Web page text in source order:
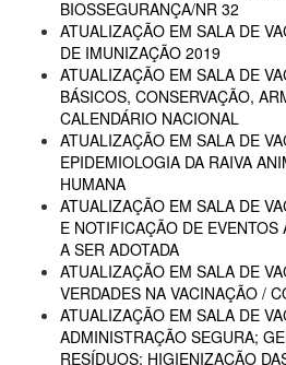
BIOSSEGURANÇA/NR 32
ATUALIZAÇÃO EM SALA DE
DE IMUNIZAÇÃO 2019
ATUALIZAÇÃO EM SALA DE
BÁSICOS, CONSERVAÇÃO,
CALENDÁRIO NACIONAL
ATUALIZAÇÃO EM SALA DE
EPIDEMIOLOGIA DA RAIVA
HUMANA
ATUALIZAÇÃO EM SALA DE
E NOTIFICAÇÃO DE EVENTOS
A SER ADOTADA
ATUALIZAÇÃO EM SALA DE
VERDADES NA VACINAÇÃO /
ATUALIZAÇÃO EM SALA DE
ADMINISTRAÇÃO SEGURA;
RESÍDUOS; HIGIENIZAÇÃO